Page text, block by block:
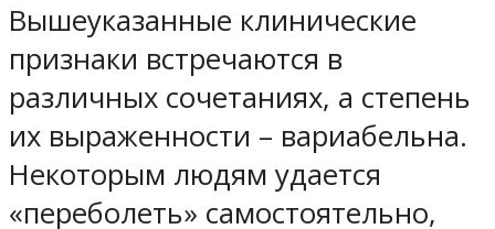
Вышеуказанные клинические
признаки встречаются в
различных сочетаниях, а степень
их выраженности – вариабельна.
Некоторым людям удается
«переболеть» самостоятельно,